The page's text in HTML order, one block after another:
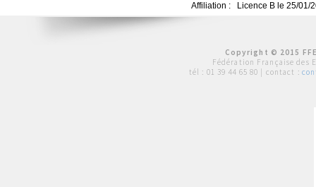
Affiliation :
Licence B le 25/01/
Copyright © 2015
Fédération Française des
tél : 01 39 44 65 80 | contact :